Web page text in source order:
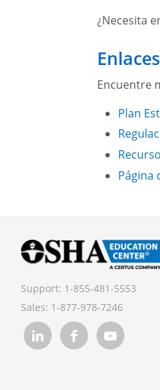
¿Necesita
Encuentre
Plan
Página
Support: 1-855-481-5553
Sales: 1-877-978-7246